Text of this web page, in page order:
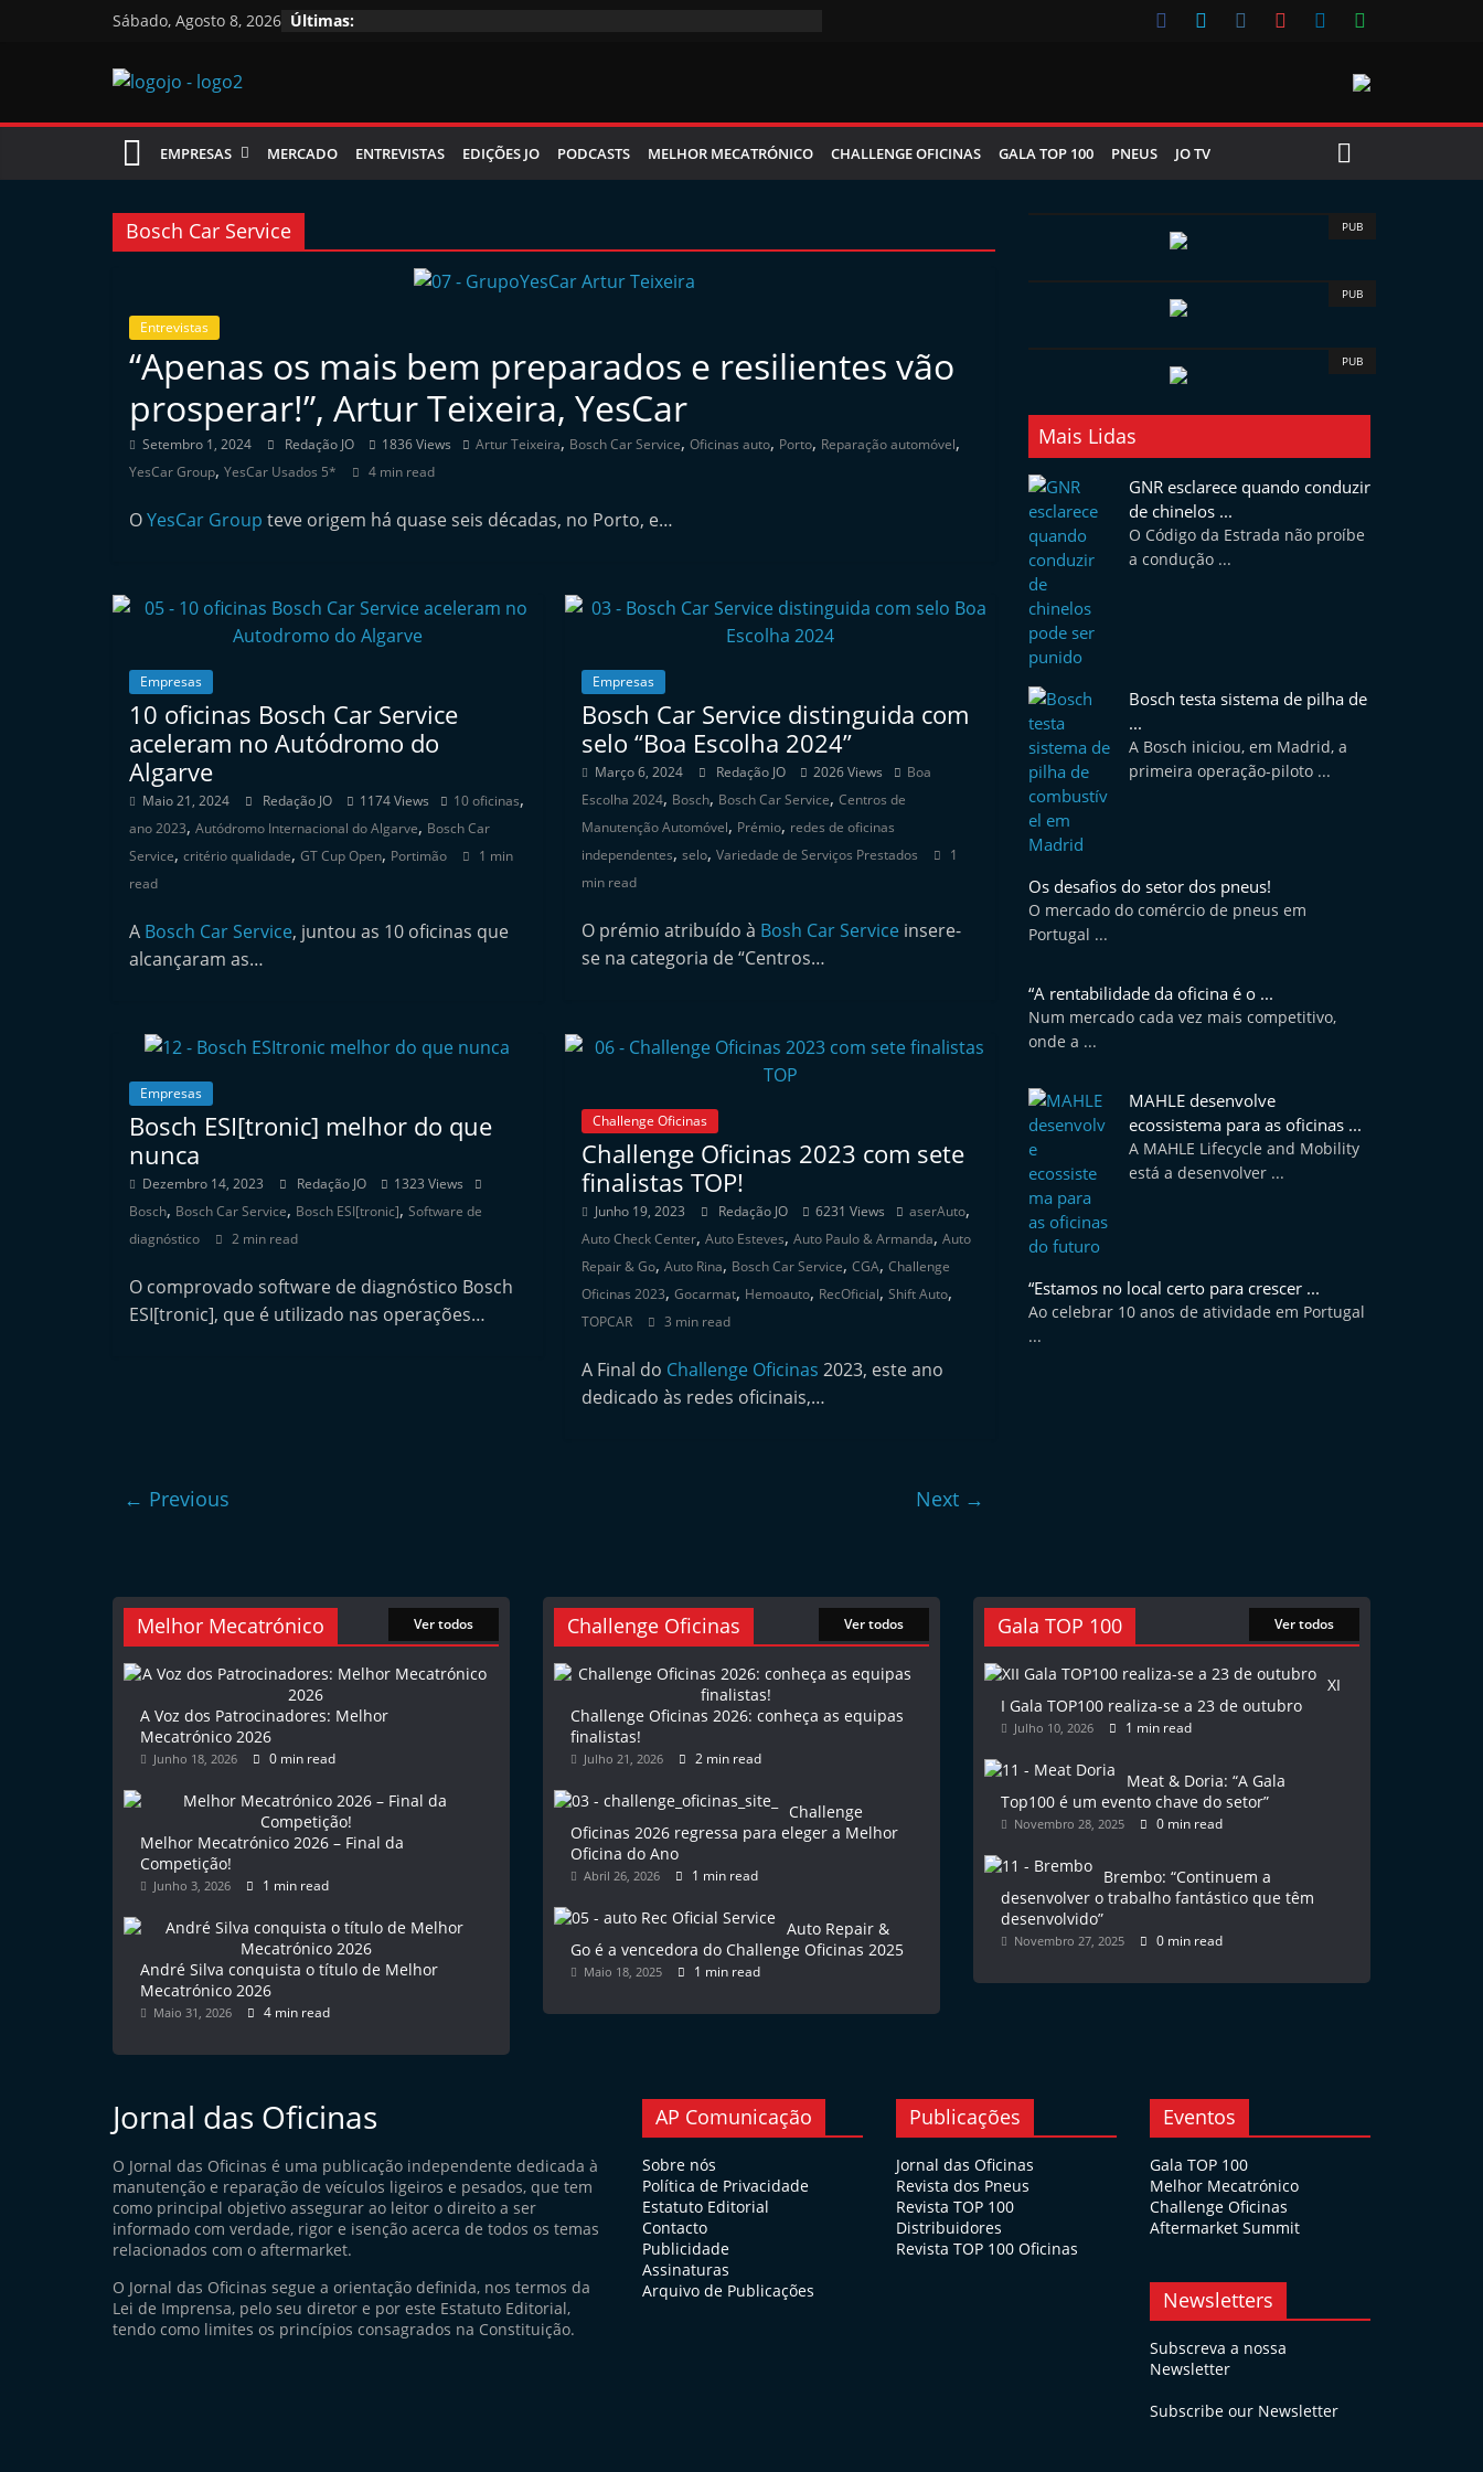
Sábado, Agosto 8, 2026 Últimas:
Jornal
das
Oficinas
p
P
EMPRESAS MERCADO ENTREVISTAS EDIÇÕES JO PODCASTS MELHOR MECATRÓNICO CHALLENGE OFICINAS GALA TOP 100 PNEUS JO TV
Bosch Car Service
Entrevistas
“Apenas os mais bem preparados e resilientes vão
prosperar!”, Artur Teixeira, YesCar
Setembro 1, 2024 Redação JO 1836 Views Artur Teixeira, Bosch Car Service, Oficinas auto, Porto, Reparação automóvel,
YesCar Group, YesCar Usados 5* 4 min read
OYesCar Group teve origem há quase seis décadas, no Porto, e…
Empresas
10 oficinas Bosch Car Service
aceleram no Autódromo do
Algarve
Maio 21, 2024 Redação JO 1174 Views 10 oficinas,
ano 2023, Autódromo Internacional do Algarve, Bosch Car
Service, critério qualidade, GT Cup Open, Portimão
1 min
read
A Bosch Car Service, juntou as 10 oficinas que
alcançaram as…
Empresas
Bosch Car Service distinguida com
selo “Boa Escolha 2024”
Março 6, 2024 Redação JO 2026 Views
Boa
Escolha 2024, Bosch, Bosch Car Service,Centros de
Manutenção Automóvel, Prémio, redes de oficinas
independentes,selo,Variedade de Serviços Prestados
1
min read
O prémio atribuído à Bosh Car Service insere-
se na categoria de “Centros…
Empresas
Bosch ESI[tronic] melhor do que
nunca
Dezembro 14, 2023 Redação JO
1323 Views
Bosch, Bosch Car Service, Bosch ESI[tronic], Software de
diagnóstico
2 min read
O comprovado software de diagnóstico Bosch
ESI[tronic], que é utilizado nas operações…
Challenge Oficinas
Challenge Oficinas 2023 com sete
finalistas TOP!
Junho 19, 2023 Redação JO 6231 Views aserAuto,
Auto Check Center,Auto Esteves,Auto Paulo & Armanda,Auto
Repair & Go,Auto Rina, Bosch Car Service,CGA,Challenge
Oficinas 2023,Gocarmat, Hemoauto, RecOficial,Shift Auto,
TOPCAR 3 min read
A Final do Challenge Oficinas 2023, este ano
dedicado às redes oficinais,…
← Previous Next →
PUB
PUB
PUB
Mais Lidas
GNR esclarece quando conduzir
de chinelos ...
O Código da Estrada não proíbe
a condução ...
Bosch testa sistema de pilha de
...
A Bosch iniciou, em Madrid, a
primeira operação-piloto ...
Os desafios do setor dos pneus!
O mercado do comércio de pneus em
Portugal ...
“A rentabilidade da oficina é o ...
Num mercado cada vez mais competitivo,
onde a ...
MAHLE desenvolve
ecossistema para as oficinas ...
A MAHLE Lifecycle and Mobility
está a desenvolver ...
“Estamos no local certo para crescer ...
Ao celebrar 10 anos de atividade em Portugal
...
Melhor Mecatrónico Ver todos
A Voz dos Patrocinadores: Melhor
Mecatrónico 2026
Junho 18, 2026 0 min read
Melhor Mecatrónico 2026 – Final da
Competição!
Junho 3, 2026 1 min read
André Silva conquista o título de Melhor
Mecatrónico 2026
Maio 31, 2026 4 min read
Challenge Oficinas Ver todos
Challenge Oficinas 2026: conheça as equipas
finalistas!
Julho 21, 2026 2 min read
Challenge
Oficinas 2026 regressa para eleger a Melhor
Oficina do Ano
Abril 26, 2026 1 min read
Auto Repair &
Go é a vencedora do Challenge Oficinas 2025
Maio 18, 2025 1 min read
Gala TOP 100 Ver todos
XI
I Gala TOP100 realiza-se a 23 de outubro
Julho 10, 2026 1 min read
Meat & Doria: “A Gala
Top100 é um evento chave do setor”
Novembro 28, 2025 0 min read
Brembo: “Continuem a
desenvolver o trabalho fantástico que têm
desenvolvido”
Novembro 27, 2025 0 min read
Jornal das Oficinas
O Jornal das Oficinas é uma publicação independente dedicada à
manutenção e reparação de veículos ligeiros e pesados, que tem
como principal objetivo assegurar ao leitor o direito a ser
informado com verdade, rigor e isenção acerca de todos os temas
relacionados com o aftermarket.
O Jornal das Oficinas segue a orientação definida, nos termos da
Lei de Imprensa, pelo seu diretor e por este Estatuto Editorial,
tendo como limites os princípios consagrados na Constituição.
AP Comunicação
Sobre nós
Política de Privacidade
Estatuto Editorial
Contacto
Publicidade
Assinaturas
Arquivo de Publicações
Publicações
Jornal das Oficinas
Revista dos Pneus
Revista TOP 100
Distribuidores
Revista TOP 100 Oficinas
Eventos
Gala TOP 100
Melhor Mecatrónico
Challenge Oficinas
Aftermarket Summit
Newsletters
Subscreva a nossa
Newsletter
Subscribe our Newsletter